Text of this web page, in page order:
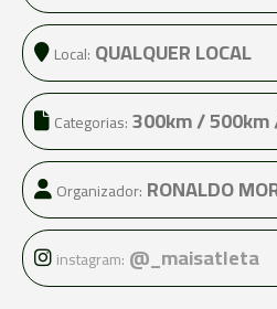
Local: QUALQUER LOCAL
Categorias:300km /
Organizador: RONALDO
instagram: @_maisatleta